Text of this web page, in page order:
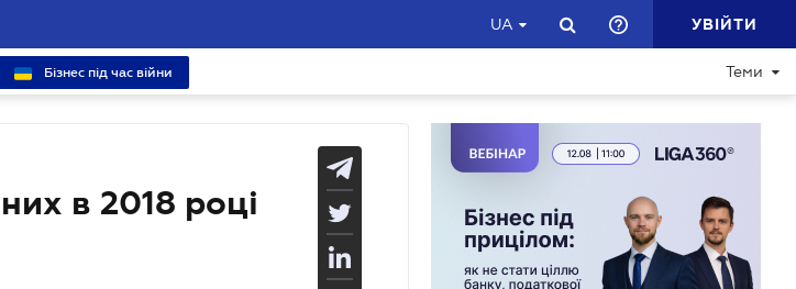
UA УВІЙТИ
Бізнес під час війни Теми
в 2018 році